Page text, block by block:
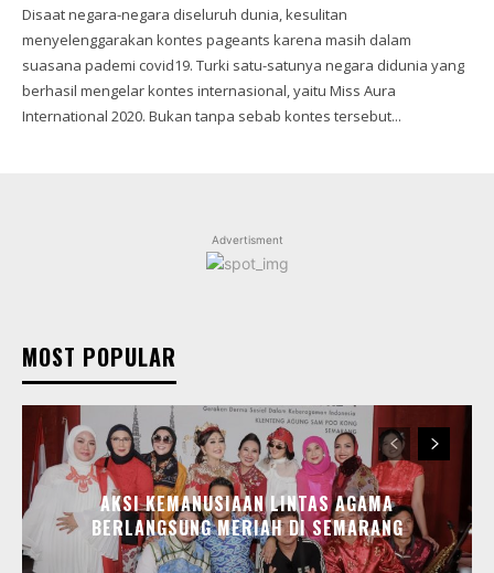
Disaat negara-negara diseluruh dunia, kesulitan
menyelenggarakan kontes pageants karena masih dalam
suasana pademi covid19. Turki satu-satunya negara didunia yang
berhasil mengelar kontes internasional, yaitu Miss Aura
International 2020. Bukan tanpa sebab kontes tersebut...
Advertisment
MOST POPULAR
AKSI KEMANUSIAAN LINTAS AGAMA
BERLANGSUNG MERIAH DI SEMARANG